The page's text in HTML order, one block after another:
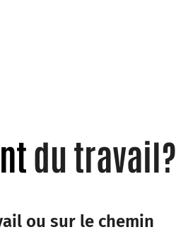
du travail?
ou sur le chemin